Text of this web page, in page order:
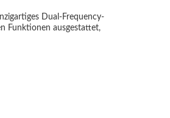
Dual-Frequency-
Funktionen ausgestattet,